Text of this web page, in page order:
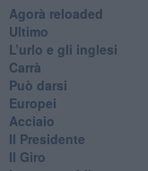
​Agorà reloaded
Ultimo
​L’urlo e gli inglesi
Carrà
Può darsi
Europei
Acciaio
Il Presidente
​Il Giro